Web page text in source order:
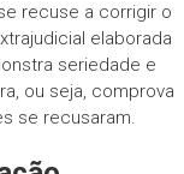
recuse a corrigir o
elaborada
seriedade e
ou seja, comprova
se recusaram.